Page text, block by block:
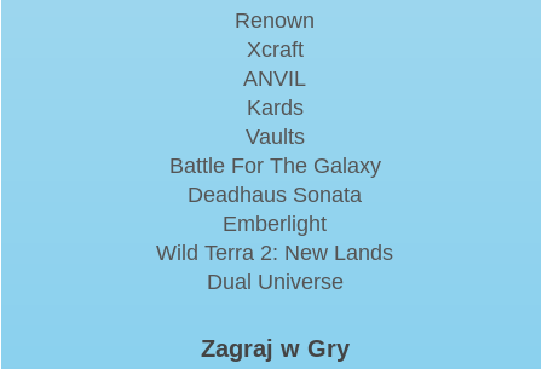
Renown
Xcraft
ANVIL
Kards
Vaults
Battle For The Galaxy
Deadhaus Sonata
Emberlight
Wild Terra 2: New Lands
Dual Universe
Zagraj w Gry